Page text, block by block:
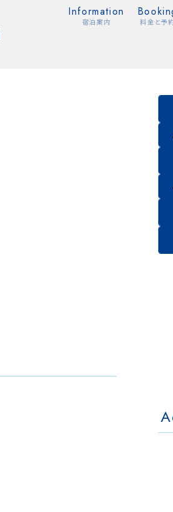
Information
宿泊案内 料金と予